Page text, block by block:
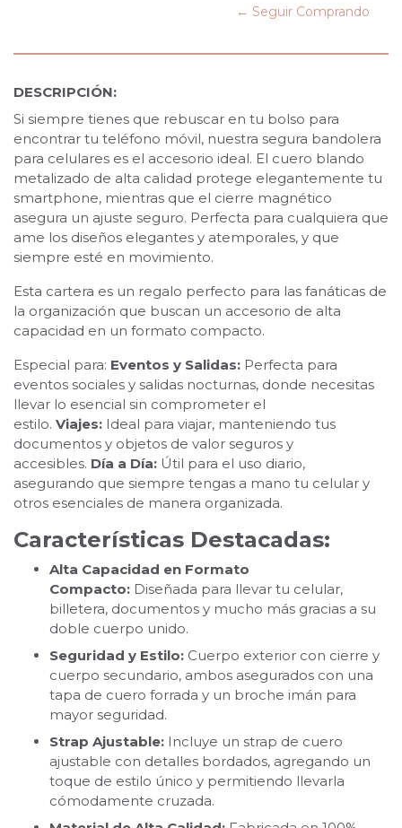
← Seguir Comprando
DESCRIPCIÓN:
Si siempre tienes que rebuscar en tu bolso para
encontrar tu teléfono móvil, nuestra segura bandolera
para celulares es el accesorio ideal. El cuero blando
metalizado de alta calidad protege elegantemente tu
smartphone, mientras que el cierre magnético
asegura un ajuste seguro. Perfecta para cualquiera que
ame los diseños elegantes y atemporales, y que
siempre esté en movimiento.
Esta cartera es un regalo perfecto para las fanáticas de
la organización que buscan un accesorio de alta
capacidad en un formato compacto.
Especial para: Eventos y Salidas: Perfecta para
eventos sociales y salidas nocturnas, donde necesitas
llevar lo esencial sin comprometer el
estilo. Viajes: Ideal para viajar, manteniendo tus
documentos y objetos de valor seguros y
accesibles. Día a Día: Útil para el uso diario,
asegurando que siempre tengas a mano tu celular y
otros esenciales de manera organizada.
Características Destacadas:
Alta Capacidad en Formato
Compacto: Diseñada para llevar tu celular,
billetera, documentos y mucho más gracias a su
doble cuerpo unido.
Seguridad y Estilo: Cuerpo exterior con cierre y
cuerpo secundario, ambos asegurados con una
tapa de cuero forrada y un broche imán para
mayor seguridad.
Strap Ajustable: Incluye un strap de cuero
ajustable con detalles bordados, agregando un
toque de estilo único y permitiendo llevarla
cómodamente cruzada.